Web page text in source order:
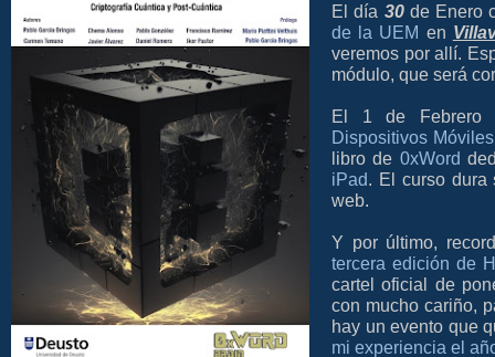
El día 30de Enero
de la UEM en
veremos por allí.
módulo, que será
El 1 de Febrero
Dispositivos Móviles
libro de 0xWord
iPad. El curso dura
web.
Y por último,
tercera edición de
cartel oficial de
con mucho cariño,
hay un evento que
mi experiencia el